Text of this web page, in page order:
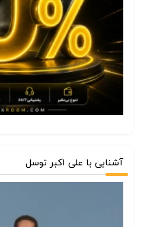
آشنایی با علی اکبر توسل